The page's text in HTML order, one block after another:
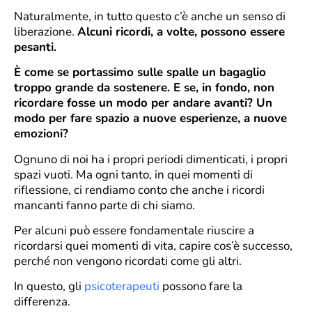
Naturalmente, in tutto questo c’è anche un senso di
liberazione. Alcuni ricordi, a volte, possono essere
pesanti.
È come se portassimo sulle spalle un bagaglio
troppo grande da sostenere. E se, in fondo, non
ricordare fosse un modo per andare avanti? Un
modo per fare spazio a nuove esperienze, a nuove
emozioni?
Ognuno di noi ha i propri periodi dimenticati, i propri
spazi vuoti. Ma ogni tanto, in quei momenti di
riflessione, ci rendiamo conto che anche i ricordi
mancanti fanno parte di chi siamo.
Per alcuni può essere fondamentale riuscire a
ricordarsi quei momenti di vita, capire cos’è successo,
perché non vengono ricordati come gli altri.
In questo, gli psicoterapeuti possono fare la
differenza.